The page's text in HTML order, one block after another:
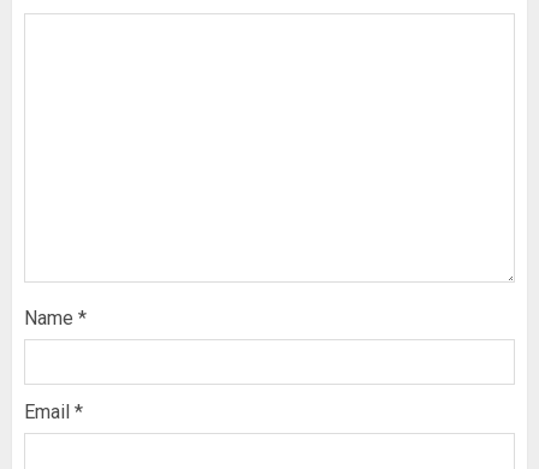
Name *
Email *